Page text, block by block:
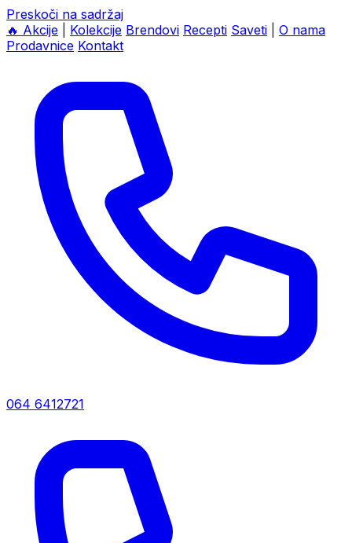
Preskoči na sadržaj
🔥 Akcije Kolekcije Brendovi Recepti Saveti
O nama
Prodavnice Kontakt
064 6412721